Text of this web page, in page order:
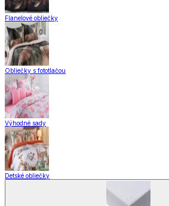
Flanelové obliečky
Obliečky s fototlačou
Výhodné sady
Detské obliečky